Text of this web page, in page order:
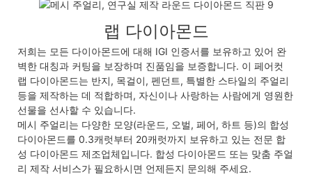
랩 다이아몬드
저희는 모든 다이아몬드에 대해 IGI 인증서를 보유하고 있어 완
벽한 대칭과 커팅을 ​​보장하며 진품임을 보증합니다. 이 페어컷
랩 다이아몬드는 반지, 목걸이, 펜던트, 특별한 스타일의 주얼리
등을 제작하는 데 적합하며, 자신이나 사랑하는 사람에게 영원한
선물을 선사할 수 있습니다.
메시 주얼리는 다양한 모양(라운드, 오벌, 페어, 하트 등)의 합성
다이아몬드를 0.3캐럿부터 20캐럿까지 보유하고 있는 전문 합
성 다이아몬드 제조업체입니다. 합성 다이아몬드 또는 맞춤 주얼
리 제작 서비스가 필요하시면 언제든지 문의해 주세요.